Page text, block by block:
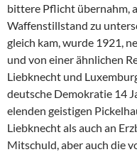
bittere Pflicht übernahm,
Waffenstillstand zu
gleich kam, wurde 1921,
und von einer ähnlichen
Liebknecht und
deutsche Demokratie 14
elenden geistigen
Liebknecht als auch an
Mitschuld, aber auch die